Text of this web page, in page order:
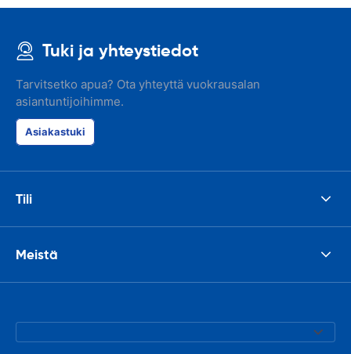
Tuki ja yhteystiedot
Tarvitsetko apua? Ota yhteyttä vuokrausalan
asiantuntijoihimme.
Asiakastuki
Tili
Meistä